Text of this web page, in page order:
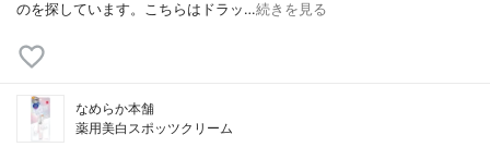
のを探しています。こちらはドラッ…続きを見る
なめらか本舗
薬用美白スポッツクリーム